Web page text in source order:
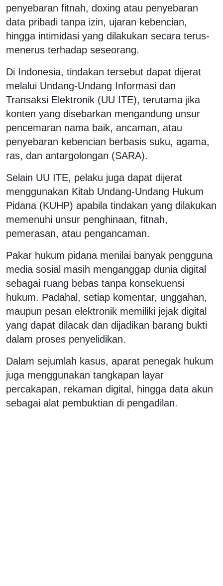
penyebaran fitnah, doxing atau penyebaran
data pribadi tanpa izin, ujaran kebencian,
hingga intimidasi yang dilakukan secara terus-
menerus terhadap seseorang.
Di Indonesia, tindakan tersebut dapat dijerat
melalui Undang-Undang Informasi dan
Transaksi Elektronik (UU ITE), terutama jika
konten yang disebarkan mengandung unsur
pencemaran nama baik, ancaman, atau
penyebaran kebencian berbasis suku, agama,
ras, dan antargolongan (SARA).
Selain UU ITE, pelaku juga dapat dijerat
menggunakan Kitab Undang-Undang Hukum
Pidana (KUHP) apabila tindakan yang dilakukan
memenuhi unsur penghinaan, fitnah,
pemerasan, atau pengancaman.
Pakar hukum pidana menilai banyak pengguna
media sosial masih menganggap dunia digital
sebagai ruang bebas tanpa konsekuensi
hukum. Padahal, setiap komentar, unggahan,
maupun pesan elektronik memiliki jejak digital
yang dapat dilacak dan dijadikan barang bukti
dalam proses penyelidikan.
Dalam sejumlah kasus, aparat penegak hukum
juga menggunakan tangkapan layar
percakapan, rekaman digital, hingga data akun
sebagai alat pembuktian di pengadilan.